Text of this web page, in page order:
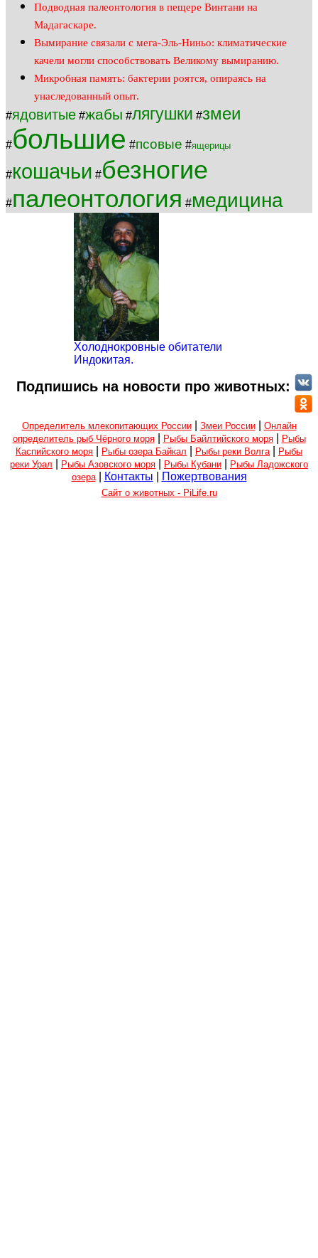
Подводная палеонтология в пещере Винтани на
Мадагаскаре.
Вымирание связали с мега-Эль-Ниньо: климатические
качели могли способствовать Великому вымиранию.
Микробная память: бактерии роятся, опираясь на
унаследованный опыт.
#ядовитые #жабы #лягушки #змеи
#большие #псовые #ящерицы
#кошачьи #безногие
#палеонтология #медицина
Холоднокровные обитатели
Индокитая.
Подпишись на новости про животных:
Определитель млекопитающих России| Змеи России| Онлайн
определитель рыб Чёрного моря| Рыбы Байлтийского моря|
Рыбы
Каспийского моря
Рыбы озера Байкал Рыбы реки Волга
Рыбы
реки Урал
Рыбы Азовского моря Рыбы Кубани
Рыбы Ладожского
озера| Контакты Пожертвования
Сайт о животных - PiLife.ru